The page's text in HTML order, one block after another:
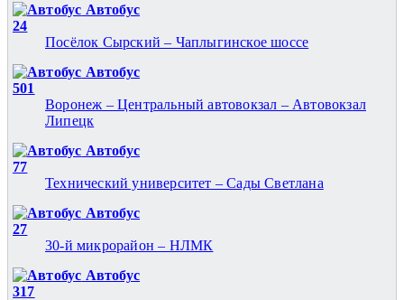
Автобус
24
Посёлок Сырский – Чаплыгинское шоссе
Автобус
501
Воронеж – Центральный автовокзал – Автовокзал
Липецк
Автобус
77
Технический университет – Сады Светлана
Автобус
27
30-й микрорайон – НЛМК
Автобус
317